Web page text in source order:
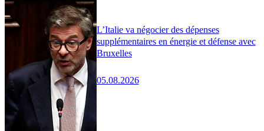
L’Italie va négocier des dépenses
supplémentaires en énergie et défense avec
Bruxelles
05.08.2026